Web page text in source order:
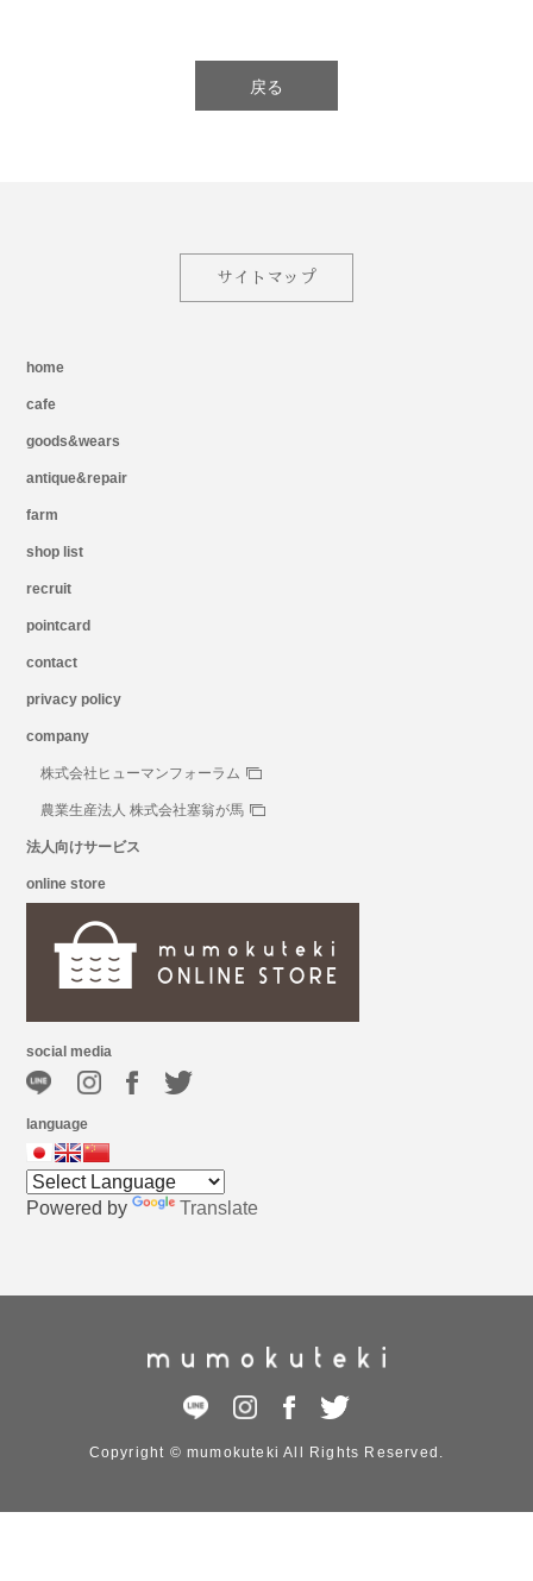
戻る
サイトマップ
home
cafe
goods&wears
antique&repair
farm
shop list
recruit
pointcard
contact
privacy policy
company
株式会社ヒューマンフォーラム
農業生産法人 株式会社塞翁が馬
法人向けサービス
online store
social media
language
Powered by Translate
Copyright © mumokuteki All Rights Reserved.